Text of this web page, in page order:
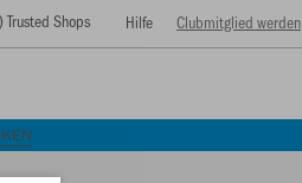
Shops Hilfe Clubmitglied werden